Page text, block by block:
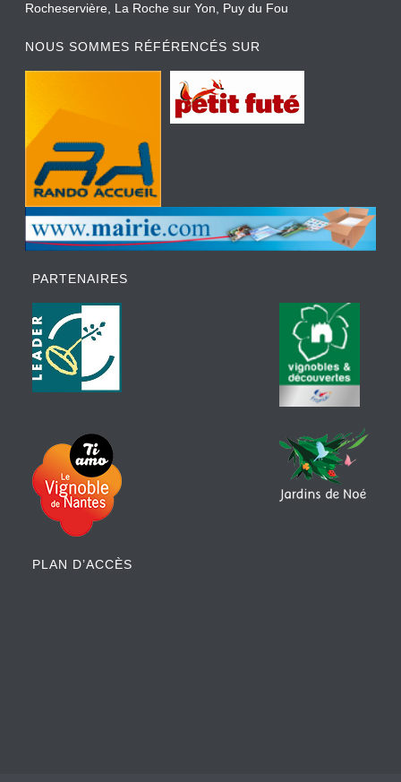
Rocheservière, La Roche sur Yon, Puy du Fou
NOUS SOMMES RÉFÉRENCÉS SUR
PARTENAIRES
PLAN D’ACCÈS